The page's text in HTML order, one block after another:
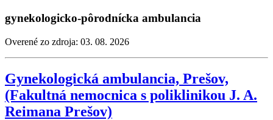
gynekologicko-pôrodnícka ambulancia
Overené zo zdroja: 03. 08. 2026
Gynekologická ambulancia, Prešov,
(Fakultná nemocnica s poliklinikou J. A.
Reimana Prešov)